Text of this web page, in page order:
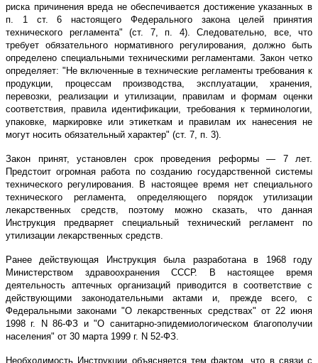
риска причинения вреда не обеспечивается достижение указанных в
п. 1 ст. 6 настоящего Федерального закона целей принятия
технического регламента" (ст. 7, п. 4). Следовательно, все, что
требует обязательного нормативного регулирования, должно быть
определено специальными техническими регламентами. Закон четко
определяет: "Не включенные в технические регламенты требования к
продукции, процессам производства, эксплуатации, хранения,
перевозки, реализации и утилизации, правилам и формам оценки
соответствия, правила идентификации, требования к терминологии,
упаковке, маркировке или этикеткам и правилам их нанесения не
могут носить обязательный характер" (ст. 7, п. 3).
Закон принят, установлен срок проведения реформы — 7 лет.
Предстоит огромная работа по созданию государственной системы
технического регулирования. В настоящее время нет специального
технического регламента, определяющего порядок утилизации
лекарственных средств, поэтому можно сказать, что данная
Инструкция предваряет специальный технический регламент по
утилизации лекарственных средств.
Ранее действующая Инструкция была разработана в 1968 году
Министерством здравоохранения СССР. В настоящее время
деятельность аптечных организаций приводится в соответствие с
действующими законодательными актами и, прежде всего, с
Федеральными законами "О лекарственных средствах" от 22 июня
1998 г. N 86-ФЗ и "О санитарно-эпидемиологическом благополучии
населения" от 30 марта 1999 г. N 52-ФЗ.
Необходимость Инструкции объясняется тем фактом, что в связи с